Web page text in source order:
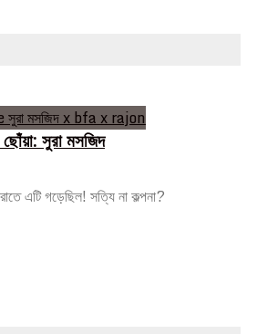
ছোঁয়া: সুরা মসজিদ
এটি গড়েছিল! সত্যি না কল্পনা?